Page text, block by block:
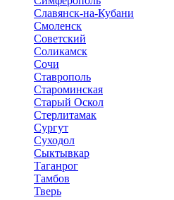
Славянск-на-Кубани
Смоленск
Советский
Соликамск
Сочи
Ставрополь
Староминская
Старый Оскол
Стерлитамак
Сургут
Суходол
Сыктывкар
Таганрог
Тамбов
Тверь